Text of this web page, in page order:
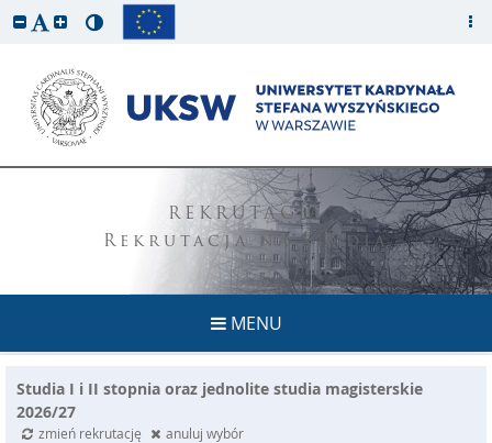
REKRUTACJA
Rekrutacja na studia
MENU
Studia I i II stopnia oraz jednolite studia magisterskie
2026/27
zmień rekrutację
anuluj wybór